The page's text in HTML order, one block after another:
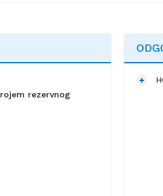
rezervnog